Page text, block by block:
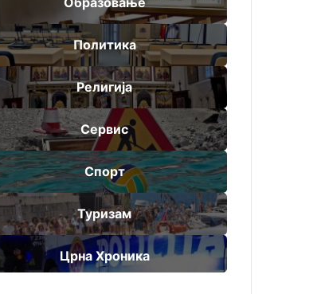
Политика
Религија
Сервис
Спорт
Туризам
Црна Хроника